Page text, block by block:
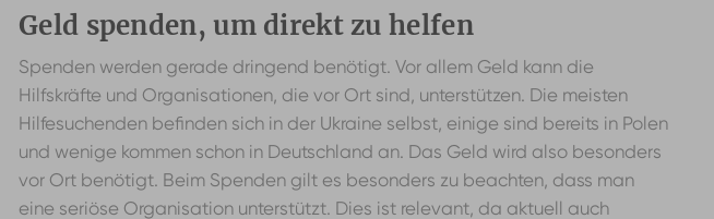
Geld spenden, um direkt zu helfen
Spenden werden gerade dringend benötigt. Vor allem Geld kann die
Hilfskräfte und Organisationen, die vor Ort sind, unterstützen. Die meisten
Hilfesuchenden befinden sich in der Ukraine selbst, einige sind bereits in Polen
und wenige kommen schon in Deutschland an. Das Geld wird also besonders
vor Ort benötigt. Beim Spenden gilt es besonders zu beachten, dass man
eine seriöse Organisation unterstützt. Dies ist relevant, da aktuell auch